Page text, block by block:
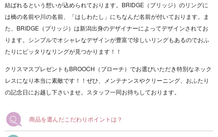
結ばれるという想いが込められております。BRIDGE（ブリッジ）のリングに
は橋の名前や川の名前、「はしわたし」にちなんだ名前が付いております。ま
た、BRIDGE（ブリッジ）は新潟出身のデザイナーによってデザインされてお
ります。シンプルでオシャレなデザインが豊富で珍しいリングもあるのでおふ
たりにピッタリなリングが見つかります！！
クリスマスプレゼントもBROOCH（ブローチ）でお選びいただき特別なネック
レスになり本当に素敵です！！ぜひ、メンテナンスやクリーニング、おふたり
の記念日にお越し下さいませ。スタッフ一同お待ちしております。
商品を選んだこだわりポイントは？